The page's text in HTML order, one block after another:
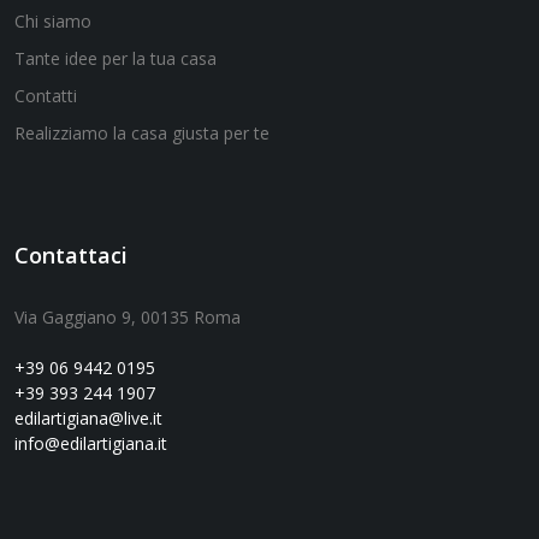
Chi siamo
Tante idee per la tua casa
Contatti
Realizziamo la casa giusta per te
Contattaci
Via Gaggiano 9, 00135 Roma
+39 06 9442 0195
+39 393 244 1907
edilartigiana@live.it
info@edilartigiana.it